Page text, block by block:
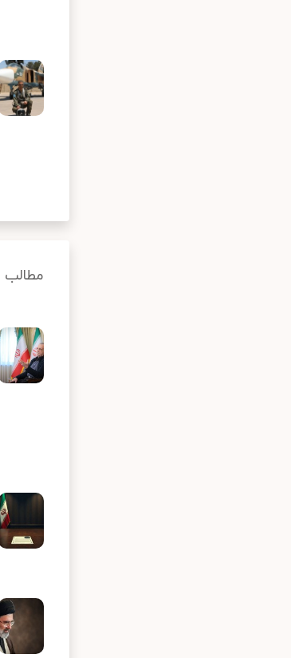
مطالب